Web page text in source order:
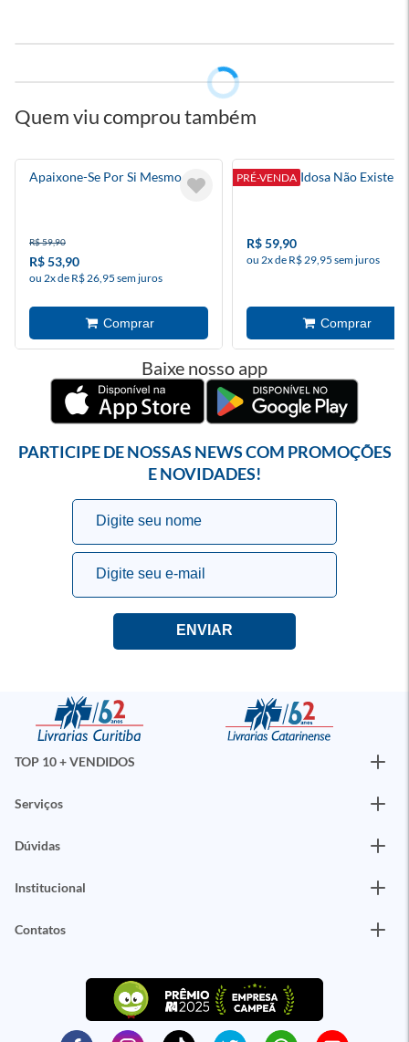
Quem viu comprou também
Apaixone-Se Por Si Mesmo
R$ 59,90
R$ 53,90
ou 2x de R$ 26,95 sem juros
PRÉ-VENDA
A Pessoa Idosa Não Existe
R$ 59,90
ou 2x de R$ 29,95 sem juros
Baixe nosso app
PARTICIPE DE NOSSAS NEWS COM PROMOÇÕES
E NOVIDADES!
TOP 10 + VENDIDOS
Serviços
Dúvidas
Institucional
Contatos